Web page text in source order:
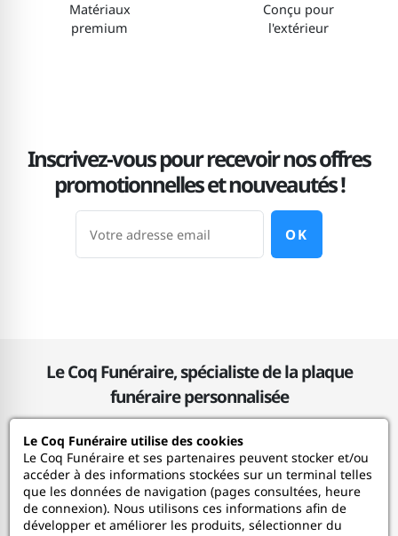
Matériaux
premium
Conçu pour
l'extérieur
Inscrivez-vous pour recevoir nos offres
promotionnelles et nouveautés !
OK
Le Coq Funéraire, spécialiste de la plaque
funéraire personnalisée
Le Coq Funéraire
Nos services
Le Coq Funéraire utilise des cookies
Le Coq Funéraire et ses partenaires peuvent stocker et/ou
accéder à des informations stockées sur un terminal telles
que les données de navigation (pages consultées, heure
de connexion). Nous utilisons ces informations afin de
développer et améliorer les produits, sélectionner du